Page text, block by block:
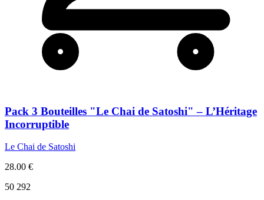
Pack 3 Bouteilles "Le Chai de Satoshi" – L’Héritage
Incorruptible
Le Chai de Satoshi
28.00 €
50 292